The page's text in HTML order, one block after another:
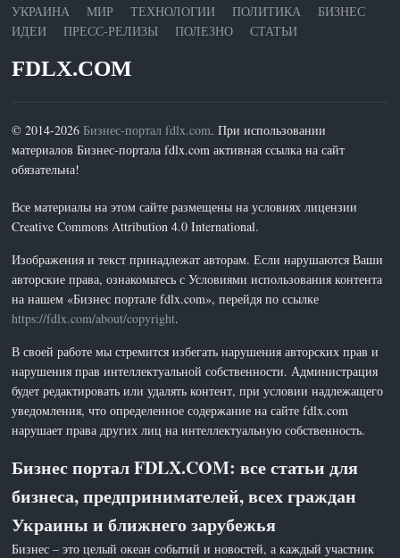
УКРАИНА МИР ТЕХНОЛОГИИ ПОЛИТИКА
БИЗНЕС
ИДЕИ
ПРЕСС-РЕЛИЗЫ ПОЛЕЗНО СТАТЬИ
FDLX.COM
© 2014-2026Бизнес-портал fdlx.com. При использовании
материалов Бизнес-портала fdlx.com активная ссылка на сайт
обязательна!
Все материалы на этом сайте размещены на условиях лицензии
Creative Commons Attribution 4.0 International.
Изображения и текст принадлежат авторам. Если нарушаются Ваши
авторские права, ознакомьтесь с Условиями использования контента
на нашем «Бизнес портале fdlx.com», перейдя по ссылке
https://fdlx.com/about/copyright.
В своей работе мы стремится избегать нарушения авторских прав и
нарушения прав интеллектуальной собственности. Администрация
будет редактировать или удалять контент, при условии надлежащего
уведомления, что определенное содержание на сайте fdlx.com
нарушает права других лиц на интеллектуальную собственность.
Бизнес портал FDLX.COM: все статьи для
бизнеса, предпринимателей, всех граждан
Украины и ближнего зарубежья
Бизнес – это целый океан событий и новостей, а каждый участник